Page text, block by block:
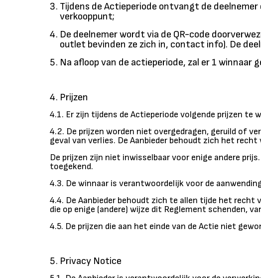
Tijdens de Actieperiode ontvangt de deelnemer
verkooppunt;
De deelnemer wordt via de QR-code
outlet bevinden ze zich in, contact info). De
Na afloop van de actieperiode, zal er 1 winnaar
Prijzen
4.1. Er zijn tijdens de Actieperiode volgende prijzen te
4.2. De prijzen worden niet overgedragen, geruild of
geval van verlies. De Aanbieder behoudt zich het
De prijzen zijn niet inwisselbaar voor enige andere
toegekend.
4.3. De winnaar is verantwoordelijk voor de
4.4. De Aanbieder behoudt zich te allen tijde het
die op enige (andere) wijze dit Reglement schenden,
4.5. De prijzen die aan het einde van de Actie niet
Privacy Notice